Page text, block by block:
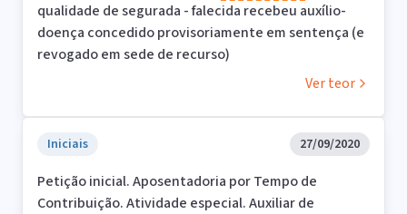
qualidade de segurada - falecida recebeu auxílio-
doença concedido provisoriamente em sentença (e
revogado em sede de recurso)
Ver teor
Iniciais 27/09/2020
Petição inicial. Aposentadoria por Tempo de
Contribuição. Atividade especial. Auxiliar de